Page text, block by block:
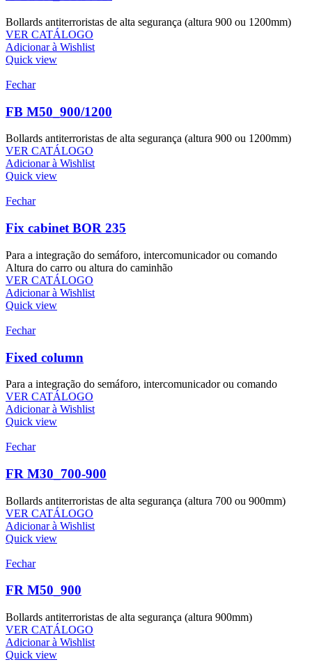
Bollards antiterroristas de alta segurança (altura 900 ou 1200mm)
VER CATÁLOGO
Adicionar à Wishlist
Quick view
Fechar
FB M50_900/1200
Bollards antiterroristas de alta segurança (altura 900 ou 1200mm)
VER CATÁLOGO
Adicionar à Wishlist
Quick view
Fechar
Fix cabinet BOR 235
Para a integração do semáforo, intercomunicador ou comando
Altura do carro ou altura do caminhão
VER CATÁLOGO
Adicionar à Wishlist
Quick view
Fechar
Fixed column
Para a integração do semáforo, intercomunicador ou comando
VER CATÁLOGO
Adicionar à Wishlist
Quick view
Fechar
FR M30_700-900
Bollards antiterroristas de alta segurança (altura 700 ou 900mm)
VER CATÁLOGO
Adicionar à Wishlist
Quick view
Fechar
FR M50_900
Bollards antiterroristas de alta segurança (altura 900mm)
VER CATÁLOGO
Adicionar à Wishlist
Quick view